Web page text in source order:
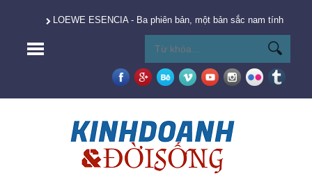
LOEWE ESENCIA - Ba phiên bản, một bản sắc nam tính vượt